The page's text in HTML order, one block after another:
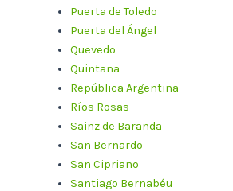
Puerta de Toledo
Puerta del Ángel
Quevedo
Quintana
República Argentina
Ríos Rosas
Sainz de Baranda
San Bernardo
San Cipriano
Santiago Bernabéu